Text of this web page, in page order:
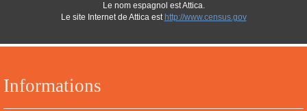
Informations
Le nom espagnol est Attica.
Le site Internet de Attica est http://www.census.gov